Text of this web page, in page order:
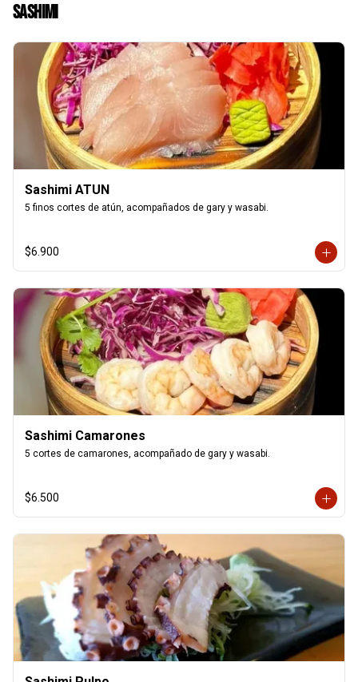
Sashimi
Sashimi ATUN
5 finos cortes de atún, acompañados de gary y wasabi.
$6.900
Sashimi Camarones
5 cortes de camarones, acompañado de gary y wasabi.
$6.500